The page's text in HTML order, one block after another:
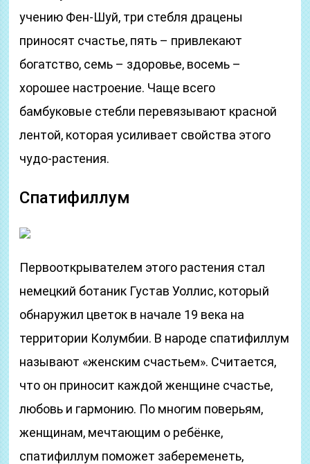
учению Фен-Шуй, три стебля драцены
приносят счастье, пять – привлекают
богатство, семь – здоровье, восемь –
хорошее настроение. Чаще всего
бамбуковые стебли перевязывают красной
лентой, которая усиливает свойства этого
чудо-растения.
Спатифиллум
Первооткрывателем этого растения стал
немецкий ботаник Густав Уоллис, который
обнаружил цветок в начале 19 века на
территории Колумбии. В народе спатифиллум
называют «женским счастьем». Считается,
что он приносит каждой женщине счастье,
любовь и гармонию. По многим поверьям,
женщинам, мечтающим о ребёнке,
спатифиллум поможет забеременеть,